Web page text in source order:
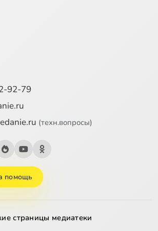
92-79
(техн.вопросы)
помощь
страницы медиатеки